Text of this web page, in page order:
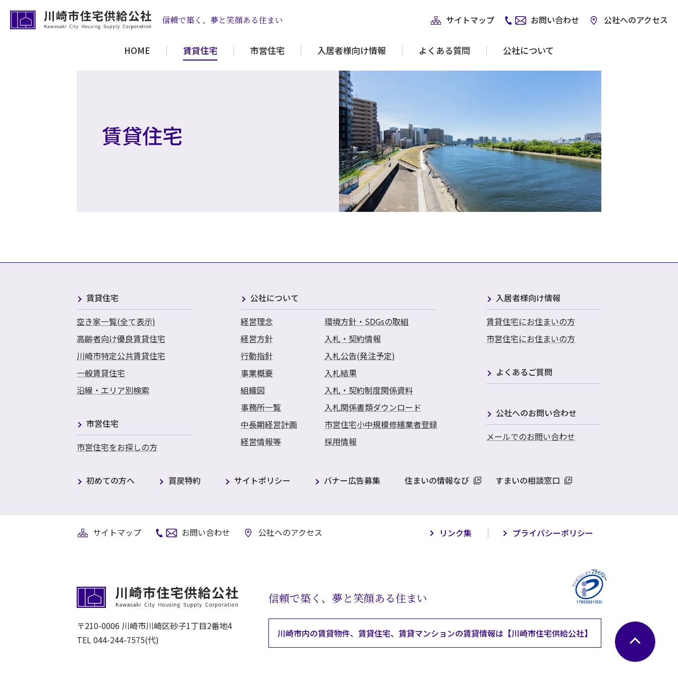
HOME 賃貸住宅 市営住宅 入居者様向け情報 よくある質問 公社について
信頼で築く、夢と笑顔ある住まい サイトマップ お問い合わせ 公社へのアクセス
賃貸住宅
賃貸住宅
空き家一覧(全て表示)
高齢者向け優良賃貸住宅
川崎市特定公共賃貸住宅
一般賃貸住宅
沿線・エリア別検索
市営住宅
市営住宅をお探しの方
公社について
経営理念
経営方針
行動指針
事業概要
組織図
事務所一覧
中長期経営計画
経営情報等
環境方針・SDGsの取組
入札・契約情報
入札公告(発注予定)
入札結果
入札・契約制度関係資料
入札関係書類ダウンロード
市営住宅小中規模修繕業者登録
採用情報
入居者様向け情報
賃貸住宅にお住まいの方
市営住宅にお住まいの方
よくあるご質問
公社へのお問い合わせ
メールでのお問い合わせ
初めての方へ 買戻特約 サイトポリシー バナー広告募集 住まいの情報なび すまいの相談窓口
サイトマップ お問い合わせ 公社へのアクセス リンク集 プライバシーポリシー
信頼で築く、夢と笑顔ある住まい
川崎市内の賃貸物件、賃貸住宅、 賃貸マンションの賃貸情報は 【川崎市住宅供給公社】
〒210-0006 川崎市川崎区砂子1丁目2番地4
TEL044-244-7575(代)